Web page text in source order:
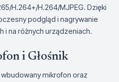
H.264+/H.264/MJPEG. Dzięki
podgląd i nagrywanie
i na różnych urządzeniach.
i Głośnik
mikrofon oraz